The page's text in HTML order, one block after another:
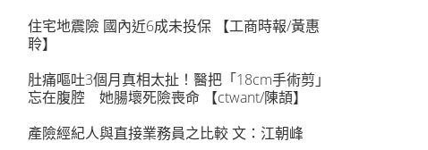
住宅地震險 國內近6成未投保 【工商時報/黃惠
聆】
肚痛嘔吐3個月真相太扯！醫把「18cm手術剪」
忘在腹腔 她腸壞死險喪命 【ctwant/陳頡】
產險經紀人與直接業務員之比較 文：江朝峰